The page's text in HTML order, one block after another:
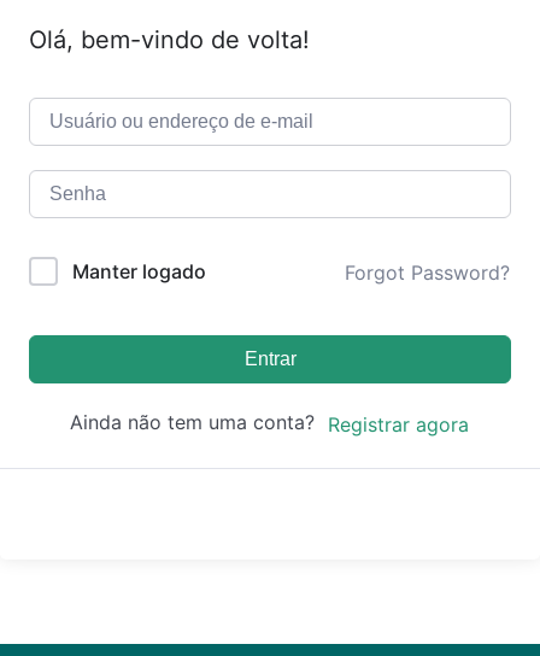
Olá, bem-vindo de volta!
Manter logado Forgot Password?
Entrar
Ainda não tem uma conta? Registrar agora